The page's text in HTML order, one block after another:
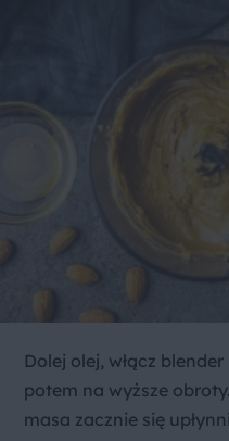
Dolej olej, włącz
potem na wyższe
masa zacznie się